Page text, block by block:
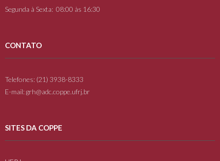
Segunda à Sexta: 08:00 às 16:30
CONTATO
Telefones: (21) 3938-8333
E-mail: grh@adc.coppe.ufrj.br
SITES DA COPPE